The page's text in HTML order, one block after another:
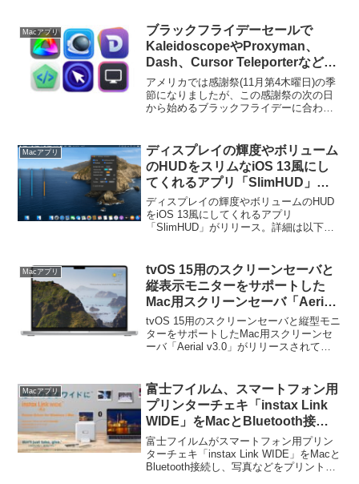
Macアプリ
ブラックフライデーセールで
KaleidoscopeやProxyman、
Dash、Cursor Teleporterなどの
Mac用ユーティリティ/開発者ツー
ルが特別価格で販売中。
アメリカでは感謝祭(11月第4木曜日)の季
節になりましたが、この感謝祭の次の日
から始めるブラックフライデーに合わせ
ティがセールとなっています。
Macアプリ
ディスプレイの輝度やボリューム
のHUDをスリムなiOS 13風にし
てくれるアプリ「SlimHUD」が
リリース。
ディスプレイの輝度やボリュームのHUD
をiOS 13風にしてくれるアプリ
「SlimHUD」がリリース。詳細は以下か
Macアプリ
tvOS 15用のスクリーンセーバと
縦表示モニターをサポートした
Mac用スクリーンセーバ「Aerial
v3.0」がリリース。
tvOS 15用のスクリーンセーバと縦型モニ
ターをサポートしたMac用スクリーンセ
ーバ「Aerial v3.0」がリリースされてい
Macアプリ
富士フイルム、スマートフォン用
プリンターチェキ「instax Link
WIDE」をMacとBluetooth接続
し、写真などをプリントできる
Mac用プリンタードライバーを
2024年秋にも公開。
富士フイルムがスマートフォン用プリン
ターチェキ「instax Link WIDE」をMacと
Bluetooth接続し、写真などをプリントで